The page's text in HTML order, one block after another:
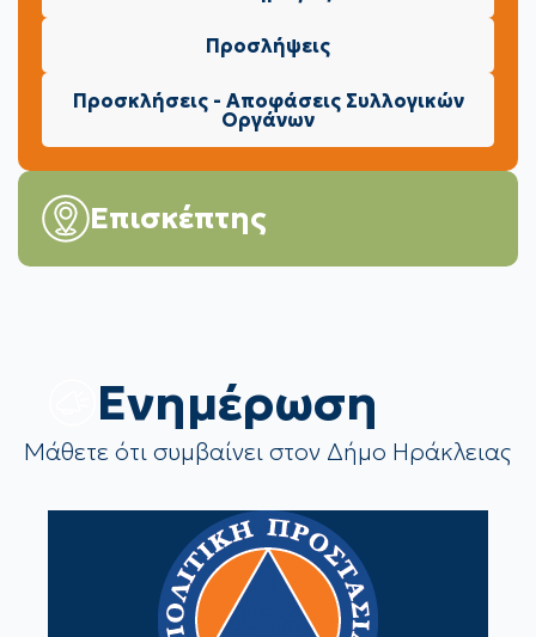
Προσλήψεις
Προσκλήσεις - Αποφάσεις Συλλογικών
Οργάνων
Επισκέπτης
Eνημέρωση
Μάθετε ότι συμβαίνει στον Δήμο Ηράκλειας